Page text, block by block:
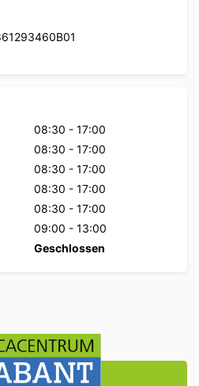
08:30 - 17:00
08:30 - 17:00
08:30 - 17:00
08:30 - 17:00
08:30 - 17:00
09:00 - 13:00
Geschlossen